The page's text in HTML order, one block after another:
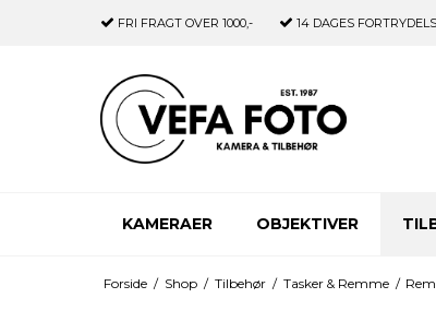
FRI FRAGT OVER 1000,- 14 DAGES
KAMERAER OBJEKTIVER
Forside / Shop / Tilbehør / Tasker & Remme /